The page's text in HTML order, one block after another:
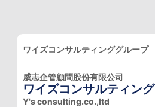
ワイズコンサルティンググループ
威志企管顧問股份有限公司
ワイズコンサルティング
Y's consulting.co.,ltd